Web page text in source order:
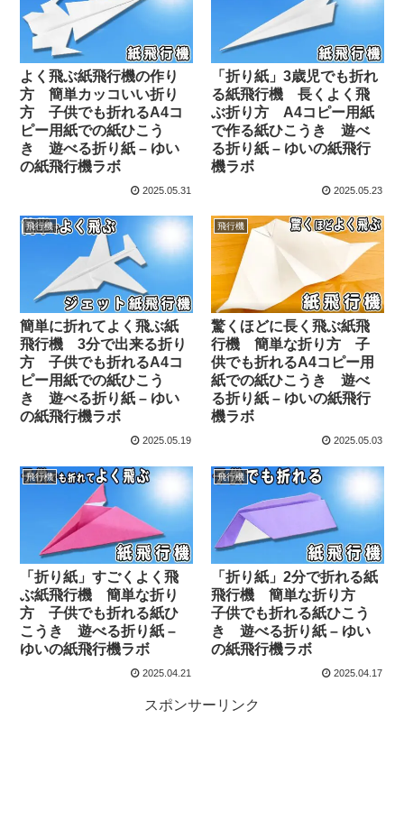
よく飛ぶ紙飛行機の作り
方 簡単カッコいい折り
方 子供でも折れるA4コ
ピー用紙での紙ひこう
き 遊べる折り紙 – ゆい
の紙飛行機ラボ
2025.05.31
「折り紙」3歳児でも折れ
る紙飛行機 長くよく飛
ぶ折り方 A4コピー用紙
で作る紙ひこうき 遊べ
る折り紙 – ゆいの紙飛行
機ラボ
2025.05.23
飛行機
簡単に折れてよく飛ぶ紙
飛行機 3分で出来る折り
方 子供でも折れるA4コ
ピー用紙での紙ひこう
き 遊べる折り紙 – ゆい
の紙飛行機ラボ
2025.05.19
飛行機
驚くほどに長く飛ぶ紙飛
行機 簡単な折り方 子
供でも折れるA4コピー用
紙での紙ひこうき 遊べ
る折り紙 – ゆいの紙飛行
機ラボ
2025.05.03
飛行機
「折り紙」すごくよく飛
ぶ紙飛行機 簡単な折り
方 子供でも折れる紙ひ
こうき 遊べる折り紙 –
ゆいの紙飛行機ラボ
2025.04.21
飛行機
「折り紙」2分で折れる紙
飛行機 簡単な折り方
子供でも折れる紙ひこう
き 遊べる折り紙 – ゆい
の紙飛行機ラボ
2025.04.17
スポンサーリンク